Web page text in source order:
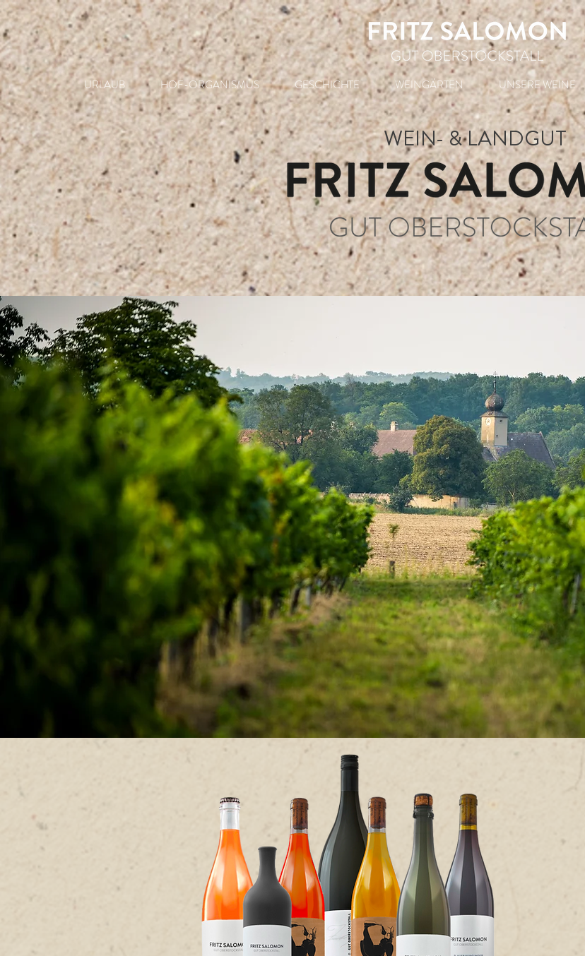
URLAUB HOF-ORGANISMUS GESCHICHTE WEINGÄRTEN UNSERE WEINE
WEIN- & LANDGUT